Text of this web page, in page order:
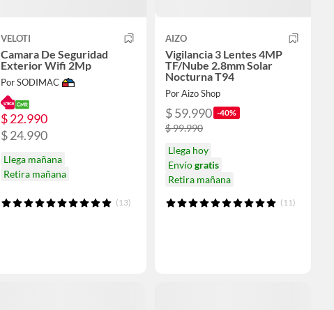
VELOTI
Camara De Seguridad
Exterior Wifi 2Mp
Por SODIMAC
$ 22.990
$ 24.990
Llega mañana
Retira mañana
(13)
AIZO
Vigilancia 3 Lentes 4MP
TF/Nube 2.8mm Solar
Nocturna T94
Por Aizo Shop
$ 59.990 -40%
$ 99.990
Llega hoy
Envíogratis
Retira mañana
(11)